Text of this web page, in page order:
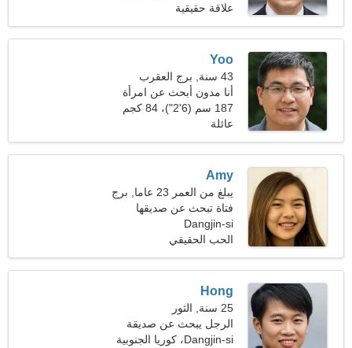
(200 رطل)
علاقة حقيقية
Yoo
43 سنة, برج العقرب
أنا مدون أبحث عن امرأة
حسية
187 سم (6'2")، 84 كجم
(185 رطلا)
عائلة
Amy
يبلغ من العمر 23 عاما, برج
العقرب
فتاة تبحث عن صديقها
Dangjin-si
الحب الحقيقي
Hong
25 سنة, الثور
الرجل يبحث عن صديقة
Dangjin-si، كوريا الجنوبية